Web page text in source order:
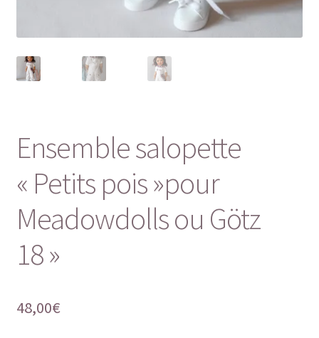
Ensemble salopette
« Petits pois »pour
Meadowdolls ou Götz
18 »
48,00€